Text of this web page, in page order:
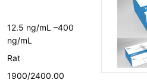
12.5 ng/mL –400
ng/mL
Rat
1900/2400.00